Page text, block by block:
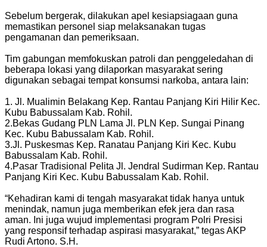
Sebelum bergerak, dilakukan apel kesiapsiagaan guna
memastikan personel siap melaksanakan tugas
pengamanan dan pemeriksaan.
Tim gabungan memfokuskan patroli dan penggeledahan di
beberapa lokasi yang dilaporkan masyarakat sering
digunakan sebagai tempat konsumsi narkoba, antara lain:
1. Jl. Mualimin Belakang Kep. Rantau Panjang Kiri Hilir Kec.
Kubu Babussalam Kab. Rohil.
2.Bekas Gudang PLN Lama Jl. PLN Kep. Sungai Pinang
Kec. Kubu Babussalam Kab. Rohil.
3.Jl. Puskesmas Kep. Ranatau Panjang Kiri Kec. Kubu
Babussalam Kab. Rohil.
4.Pasar Tradisional Pelita Jl. Jendral Sudirman Kep. Rantau
Panjang Kiri Kec. Kubu Babussalam Kab. Rohil.
“Kehadiran kami di tengah masyarakat tidak hanya untuk
menindak, namun juga memberikan efek jera dan rasa
aman. Ini juga wujud implementasi program Polri Presisi
yang responsif terhadap aspirasi masyarakat,” tegas AKP
Rudi Artono. S.H.